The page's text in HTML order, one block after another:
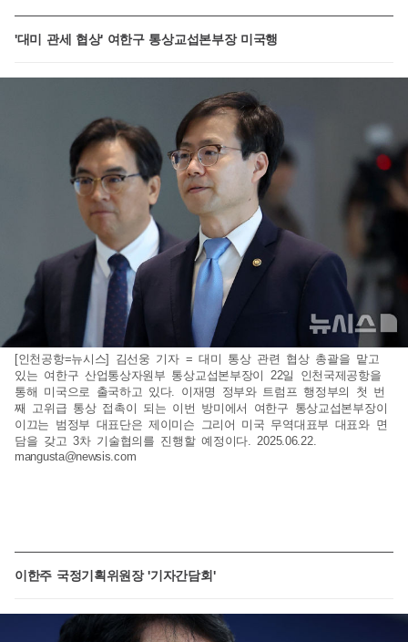
'대미 관세 협상' 여한구 통상교섭본부장 미국행
[인천공항=뉴시스] 김선웅 기자 = 대미 통상 관련 협상 총괄을 맡고
있는 여한구 산업통상자원부 통상교섭본부장이 22일 인천국제공항을
통해 미국으로 출국하고 있다. 이재명 정부와 트럼프 행정부의 첫 번
째 고위급 통상 접촉이 되는 이번 방미에서 여한구 통상교섭본부장이
이끄는 범정부 대표단은 제이미슨 그리어 미국 무역대표부 대표와 면
담을 갖고 3차 기술협의를 진행할 예정이다. 2025.06.22.
mangusta@newsis.com
이한주 국정기획위원장 '기자간담회'